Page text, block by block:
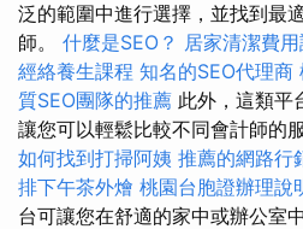
泛的範圍中進行選擇，並找到最
師。 什麼是SEO？ 居家清潔費
經絡養生課程 知名的SEO代理商
質SEO團隊的推薦 此外，這類平
讓您可以輕鬆比較不同會計師的
如何找到打掃阿姨 推薦的網路行
排下午茶外燴 桃園台胞證辦理說
台可讓您在舒適的家中或辦公室